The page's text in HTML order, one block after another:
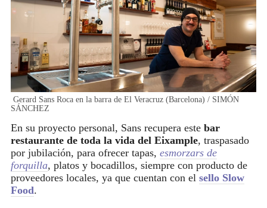
Gerard Sans Roca en la barra de El Veracruz (Barcelona) / SIMÓN
SÁNCHEZ
En su proyecto personal, Sans recupera este bar
restaurante de toda la vida del Eixample, traspasado
por jubilación, para ofrecer tapas, esmorzars de
forquilla, platos y bocadillos, siempre con producto de
proveedores locales, ya que cuentan con el sello Slow
Food.